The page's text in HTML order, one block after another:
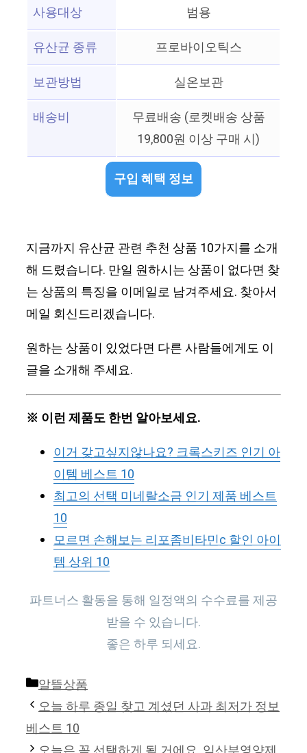
사용대상
범용
유산균 종류
프로바이오틱스
보관방법
실온보관
배송비
무료배송 (로켓배송 상품
19,800원 이상 구매 시)
구입 혜택 정보
지금까지 유산균 관련 추천 상품 10가지를 소개
해 드렸습니다. 만일 원하시는 상품이 없다면 찾
는 상품의 특징을 이메일로 남겨주세요. 찾아서
메일 회신드리겠습니다.
원하는 상품이 있었다면 다른 사람들에게도 이
글을 소개해 주세요.
※ 이런 제품도 한번 알아보세요.
이거 갖고싶지않나요? 크록스키즈 인기 아
이템 베스트 10
최고의 선택 미네랄소금 인기 제품 베스트
10
모르면 손해보는 리포좀비타민c 할인 아이
템 상위 10
파트너스 활동을 통해 일정액의 수수료를 제공
받을 수 있습니다.
좋은 하루 되세요.
Categories
알뜰상품
오늘 하루 종일 찾고 계셨던 사과 최저가 정보
베스트 10